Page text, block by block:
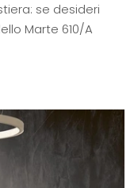
se desideri
Marte 610/A